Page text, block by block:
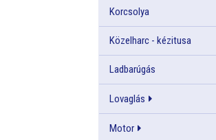
Korcsolya
Közelharc - kézitusa
Ladbarúgás
Lovaglás
Motor